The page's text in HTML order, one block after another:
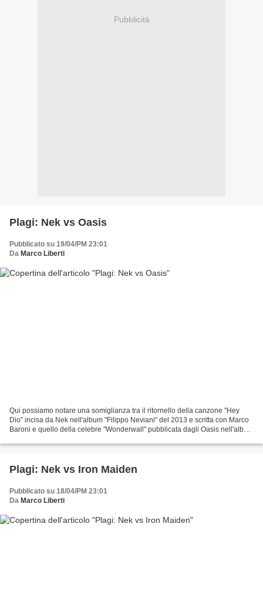
Pubblicità
Plagi: Nek vs Oasis
Pubblicato su 19/04/PM 23:01
Da Marco Liberti
Qui possiamo notare una somiglianza tra il ritornello della canzone "Hey
Dio" incisa da Nek nell'album "Filippo Neviani" del 2013 e scritta con Marco
Baroni e quello della celebre "Wonderwall" pubblicata dagli Oasis nell'album
Plagi: Nek vs Iron Maiden
Pubblicato su 18/04/PM 23:01
Da Marco Liberti